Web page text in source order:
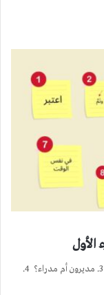
محتويات الأخطاء اللغوية الشائعة 1. اِعتبر 2. قام وتَمَّ تَمَّ 3. مديرون أم مدراء؟ 4.